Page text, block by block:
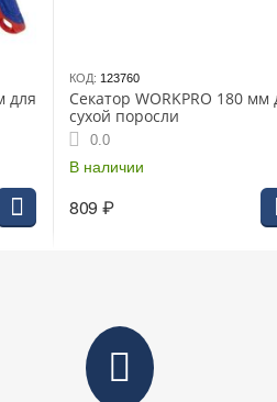
для
КОД: 123760
Секатор WORKPRO 180 мм
сухой поросли
0.0
В наличии
809 ₽